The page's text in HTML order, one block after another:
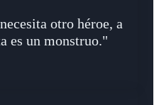
otro héroe, a
es un monstruo."